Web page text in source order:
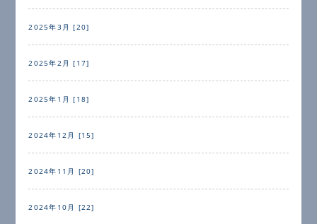
2025年3月 [20]
2025年2月 [17]
2025年1月 [18]
2024年12月 [15]
2024年11月 [20]
2024年10月 [22]